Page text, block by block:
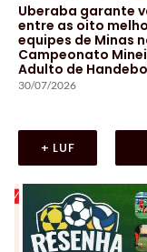
Uberaba garante
entre as oito
equipes de Minas
Campeonato
Adulto de
30/07/2026
+ LUF